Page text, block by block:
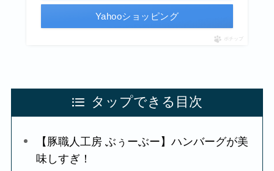
Yahooショッピング
ポチップ
タップできる目次
【豚職人工房 ぶぅーぶー】ハンバーグが美
味しすぎ！